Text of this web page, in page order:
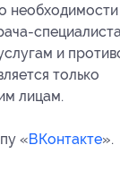
необходимости
специалиста
и
только
лицам.
«ВКонтакте».